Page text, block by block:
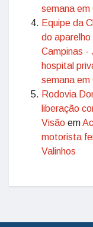
semana em
Equipe da
do
Campinas -
hospital
semana em
Rodovia
liberação
Visão em
motorista
Valinhos